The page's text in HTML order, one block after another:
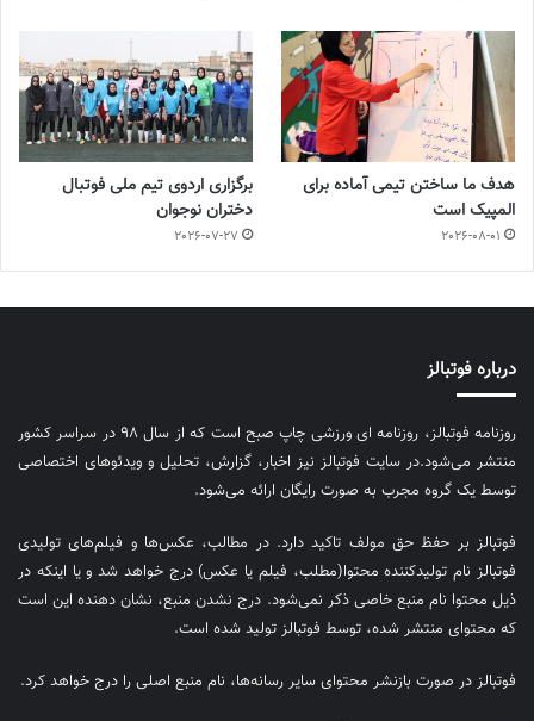
هدف ما ساختن تیمی آماده برای
المپیک است
2026-08-01
برگزاری اردوی تیم ملی فوتبال
دختران نوجوان
2026-07-27
درباره فوتبالز
روزنامه فوتبالز، روزنامه ای ورزشی چاپ صبح است که از سال ۹۸ در سراسر کشور
منتشر می‌شود.در سایت فوتبالز نیز اخبار، گزارش، تحلیل و ویدئوهای اختصاصی
توسط یک گروه مجرب به صورت رایگان ارائه می‌شود.
فوتبالز بر حفظ حق مولف تاکید دارد. در مطالب، عکس‌ها و فیلم‌های تولیدی
فوتبالز نام تولیدکننده محتوا(مطلب، فیلم یا عکس) درج خواهد شد و یا اینکه در
ذیل محتوا نام منبع خاصی ذکر نمی‌‎شود. درج نشدن منبع، نشان دهنده این است
که محتوای منتشر شده، توسط فوتبالز تولید شده است.
فوتبالز در صورت بازنشر محتوای سایر رسانه‌ها، نام منبع اصلی را درج خواهد کرد.